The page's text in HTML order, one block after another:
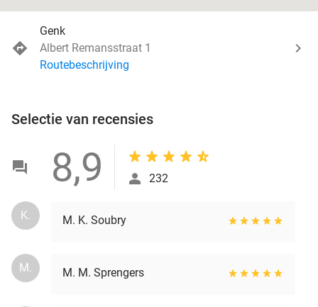
Genk
Albert Remansstraat 1
Routebeschrijving
Selectie van recensies
8,9 232
K. M. K. Soubry
M. M. M. Sprengers